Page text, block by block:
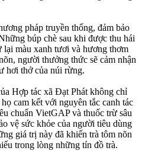
pháp truyền thống, đảm bảo
búp chè sau khi được thu hái
lại màu xanh tươi và hương thơm
người thưởng thức sẽ cảm nhận
hơi thở của núi rừng.
Hợp tác xã Đạt Phát không chỉ
cam kết với nguyên tắc canh tác
chuẩn VietGAP và thuốc trừ sâu
vệ sức khỏe của người tiêu dùng
giá trị này đã khiến trà tôm nõn
trong lòng những tín đồ trà.